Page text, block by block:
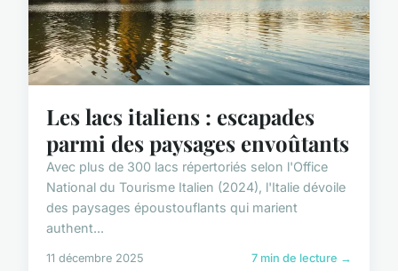
Les lacs italiens : escapades
parmi des paysages envoûtants
Avec plus de 300 lacs répertoriés selon l'Office
National du Tourisme Italien (2024), l'Italie dévoile
des paysages époustouflants qui marient
authent...
11 décembre 2025 7 min de lecture →